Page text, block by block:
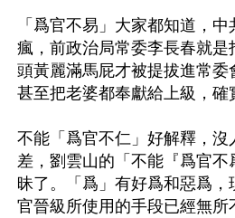
「爲官不易」大家都知道，
瘋，前政治局常委李長春就
頭黃麗滿馬屁才被提拔進常委
甚至把老婆都奉獻給上級，確
不能「爲官不仁」好解釋，沒
差，劉雲山的「不能『爲官
昧了。「爲」有好爲和惡爲，
官晉級所使用的手段已經無所